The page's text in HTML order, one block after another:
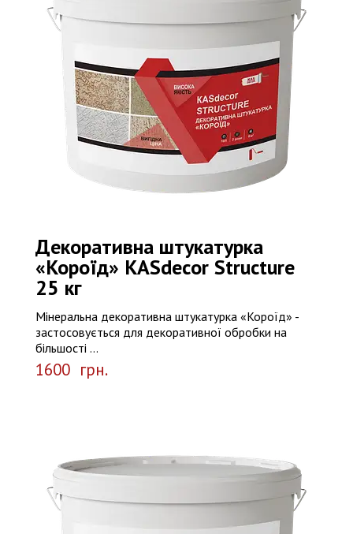
Декоративна штукатурка
«Короїд» КASdecor Structure
25 кг
Мінеральна декоративна штукатурка «Короїд» -
застосовується для декоративної обробки на
більшості ...
1600 грн.